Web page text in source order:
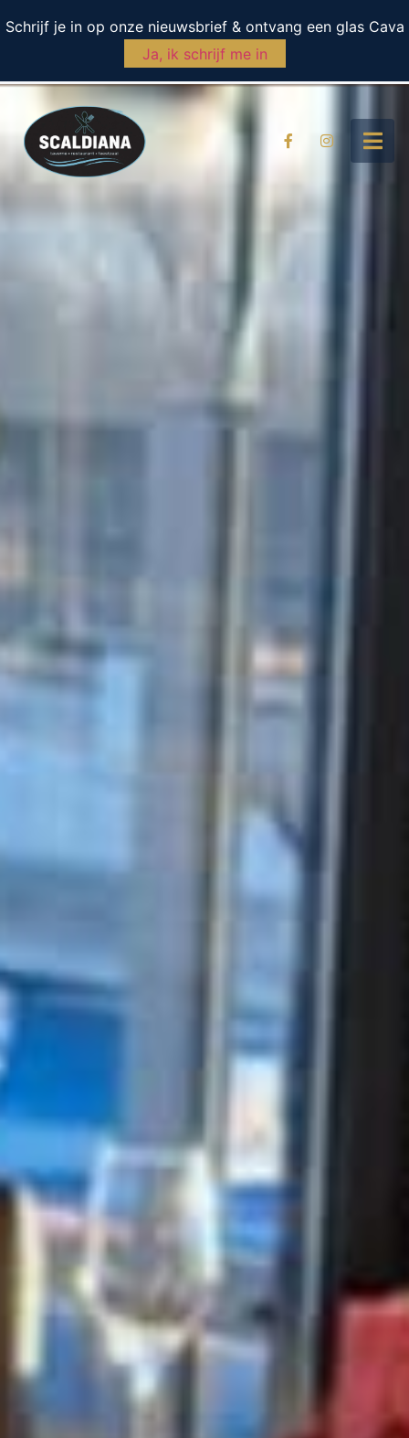
Schrijf je in op onze nieuwsbrief & ontvang een glas Cava
Ja, ik schrijf me in